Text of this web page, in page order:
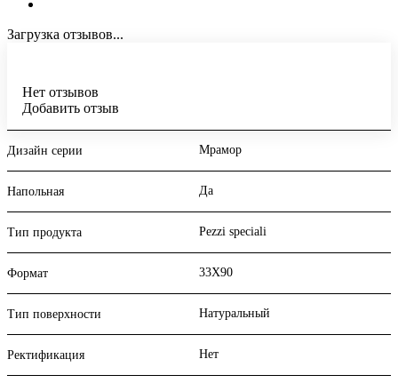
Загрузка отзывов...
Нет отзывов
Добавить отзыв
Дизайн серии Мрамор
Напольная Да
Тип продукта Pezzi speciali
Формат 33X90
Тип поверхности Натуральный
Ректификация Нет